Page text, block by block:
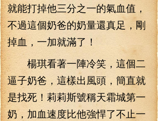
就能打掉他三分之一的氣血值，
不過這個奶爸的奶量還真足，剛
掉血，一加就滿了！
楊琪看著一陣冷笑，這個二
逼子奶爸，這樣出風頭，簡直就
是找死！莉莉斯號稱天霜城第一
奶，加血速度比他強悍了不止一